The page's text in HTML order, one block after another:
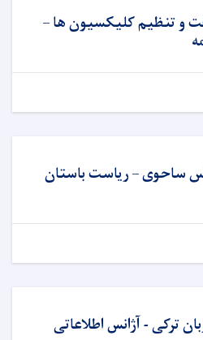
تنظیم کلیکسیون ها –
ساحوی – ریاست باستان
ترکی - آژانس اطلاعاتی